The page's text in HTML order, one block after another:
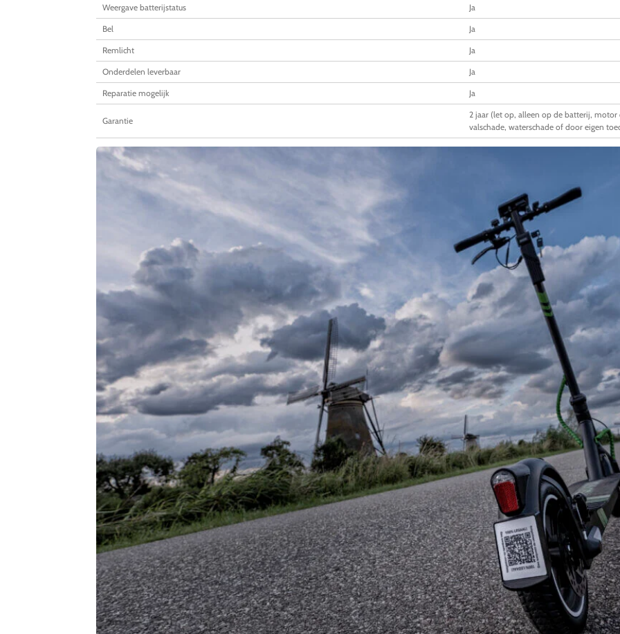
Weergave batterijstatus Ja
Bel Ja
Remlicht Ja
Onderdelen leverbaar Ja
Reparatie mogelijk Ja
Garantie
2 jaar (let op, alleen op de batterij,
valschade, waterschade of door eigen